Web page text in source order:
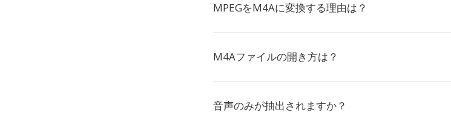
MPEGをM4Aに変換する理由は？
M4Aファイルの開き方は？
音声のみが抽出されますか？